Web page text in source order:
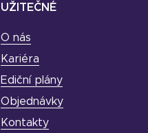
UŽITEČNÉ
O nás
Kariéra
Ediční plány
Objednávky
Kontakty